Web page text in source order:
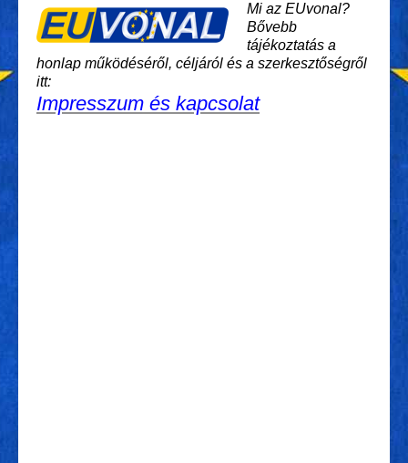
Mi az EUvonal?
Bővebb
tájékoztatás a
honlap működéséről, céljáról és a szerkesztőségről
itt:
Impresszum és kapcsolat